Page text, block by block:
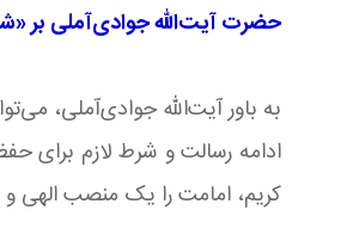
حضرت آیت‌الله جوادی‌آملی بر
به باور آیت‌الله جوادی‌آملی،
ادامه رسالت و شرط لازم برای
کریم، امامت را یک منصب الهی